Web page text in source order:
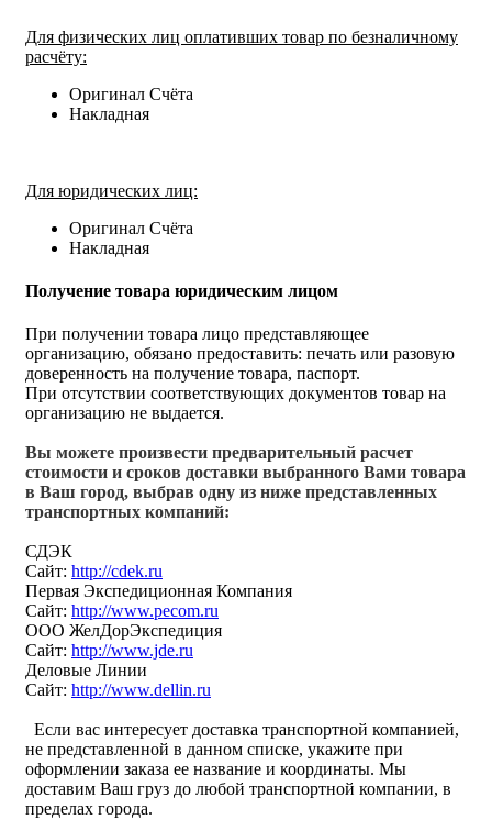
Для физических лиц оплативших товар по безналичному
расчёту:
Оригинал Счёта
Накладная
Для юридических лиц:
Оригинал Счёта
Накладная
Получение товара юридическим лицом
При получении товара лицо представляющее
организацию, обязано предоставить: печать или разовую
доверенность на получение товара, паспорт.
При отсутствии соответствующих документов товар на
организацию не выдается.
Вы можете произвести предварительный расчет
стоимости и сроков доставки выбранного Вами товара
в Ваш город, выбрав одну из ниже представленных
транспортных компаний:
СДЭК
Сайт: http://cdek.ru
Первая Экспедиционная Компания
Сайт: http://www.pecom.ru
ООО ЖелДорЭкспедиция
Сайт: http://www.jde.ru
Деловые Линии
Сайт: http://www.dellin.ru
Если вас интересует доставка транспортной компанией,
не представленной в данном списке, укажите при
оформлении заказа ее название и координаты. Мы
доставим Ваш груз до любой транспортной компании, в
пределах города.